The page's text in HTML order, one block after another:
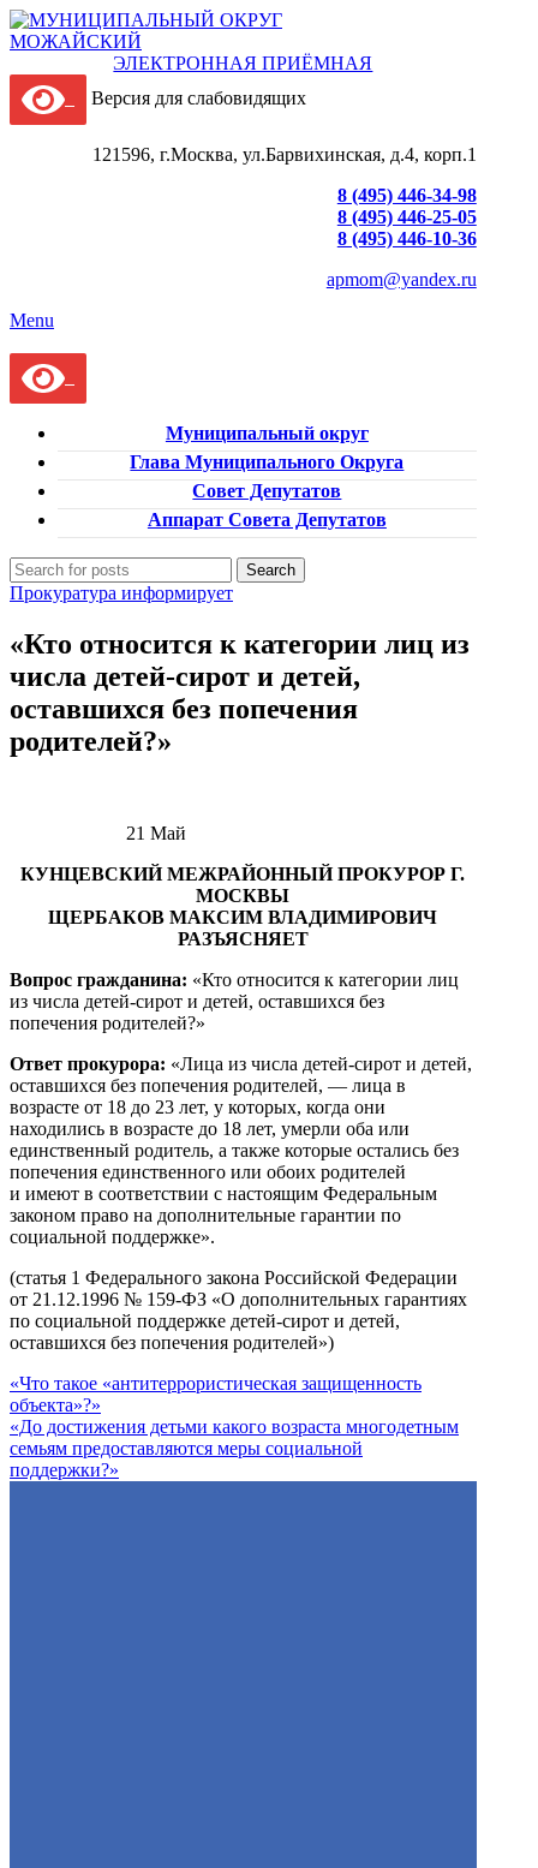
ЭЛЕКТРОННАЯ ПРИЁМНАЯ
Версия для слабовидящих
121596, г.Москва, ул.Барвихинская, д.4, корп.1
8 (495) 446-34-98
8 (495) 446-25-05
8 (495) 446-10-36
apmom@yandex.ru
Menu
Муниципальный округ
Глава Муниципального Округа
Совет Депутатов
Аппарат Совета Депутатов
Search
Прокуратура информирует
«Кто относится к категории лиц из
числа детей-сирот и детей,
оставшихся без попечения
родителей?»
21Май
КУНЦЕВСКИЙ МЕЖРАЙОННЫЙ ПРОКУРОР Г.
МОСКВЫ
ЩЕРБАКОВ МАКСИМ ВЛАДИМИРОВИЧ
РАЗЪЯСНЯЕТ
Вопрос гражданина: «Кто относится к категории лиц
из числа детей-сирот и детей, оставшихся без
попечения родителей?»
Ответ прокурора: «Лица из числа детей-сирот и детей,
оставшихся без попечения родителей, — лица в
возрасте от 18 до 23 лет, у которых, когда они
находились в возрасте до 18 лет, умерли оба или
единственный родитель, а также которые остались без
попечения единственного или обоих родителей
и имеют в соответствии с настоящим Федеральным
законом право на дополнительные гарантии по
социальной поддержке».
(статья 1 Федерального закона Российской Федерации
от 21.12.1996 № 159-ФЗ «О дополнительных гарантиях
по социальной поддержке детей-сирот и детей,
оставшихся без попечения родителей»)
«Что такое «антитеррористическая защищенность
объекта»?»
«До достижения детьми какого возраста многодетным
семьям предоставляются меры социальной
поддержки?»